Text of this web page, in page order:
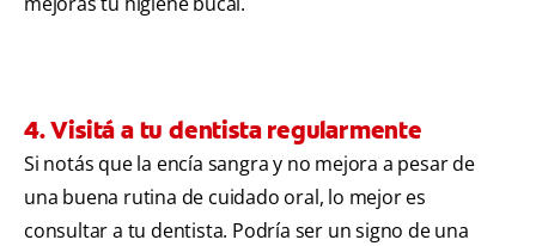
4. Visitá a tu dentista regularmente
Si notás que la encía sangra y no mejora a pesar de
una buena rutina de cuidado oral, lo mejor es
consultar a tu dentista. Podría ser un signo de una